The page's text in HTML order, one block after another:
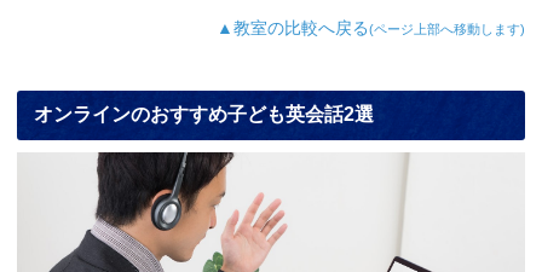
▲教室の比較へ戻る(ページ上部へ移動します)
オンラインのおすすめ子ども英会話2選